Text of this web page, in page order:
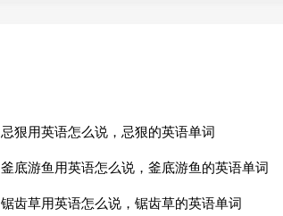
忌狠用英语怎么说，忌狠的英语单词
釜底游鱼用英语怎么说，釜底游鱼的英语单词
锯齿草用英语怎么说，锯齿草的英语单词